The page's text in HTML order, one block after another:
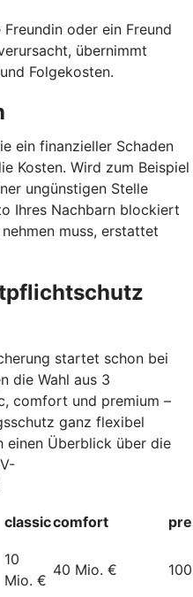
oder ein Freund
übernimmt
Folgekosten.
ein finanzieller Schaden
Kosten. Wird zum Beispiel
ungünstigen Stelle
Ihres Nachbarn blockiert
muss, erstattet
startet schon bei
die Wahl aus 3
comfort und premium –
ganz flexibel
einen Überblick über die
classiccomfort
10
Mio. €
40 Mio. €